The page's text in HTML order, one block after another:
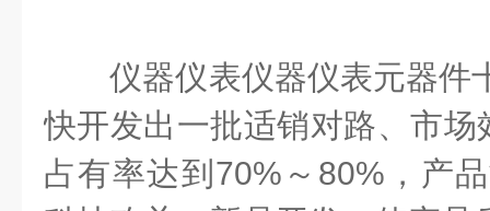
仪器仪表仪器仪表元器件
快开发出一批适销对路、市
占有率达到 70% ～ 80% ，产